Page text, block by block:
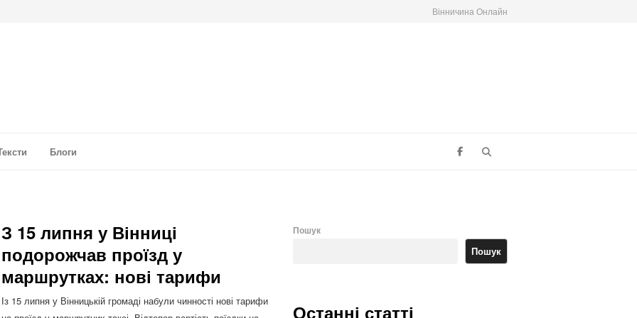
Вінничина Онлайн
Блоги
З 15 липня у Вінниці
подорожчав проїзд у
маршрутках: нові тарифи
Із 15 липня у Вінницькій громаді набули чинності нові тарифи
Пошук
Пошук
Останні статті